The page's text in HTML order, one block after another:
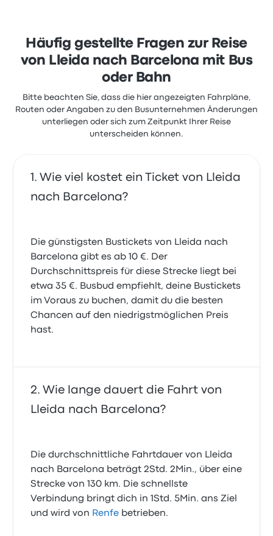
Häufig gestellte Fragen zur Reise
von Lleida nach Barcelona mit Bus
oder Bahn
Bitte beachten Sie, dass die hier angezeigten Fahrpläne,
Routen oder Angaben zu den Busunternehmen Änderungen
unterliegen oder sich zum Zeitpunkt Ihrer Reise
unterscheiden können.
Wie viel kostet ein Ticket von Lleida
nach Barcelona?
Die günstigsten Bustickets von Lleida nach
Barcelona gibt es ab 10 €. Der
Durchschnittspreis für diese Strecke liegt bei
etwa 35 €. Busbud empfiehlt, deine Bustickets
im Voraus zu buchen, damit du die besten
Chancen auf den niedrigstmöglichen Preis
hast.
Wie lange dauert die Fahrt von
Lleida nach Barcelona?
Die durchschnittliche Fahrtdauer von Lleida
nach Barcelona beträgt 2Std. 2Min., über eine
Strecke von 130 km. Die schnellste
Verbindung bringt dich in 1Std. 5Min. ans Ziel
und wird von Renfe betrieben.